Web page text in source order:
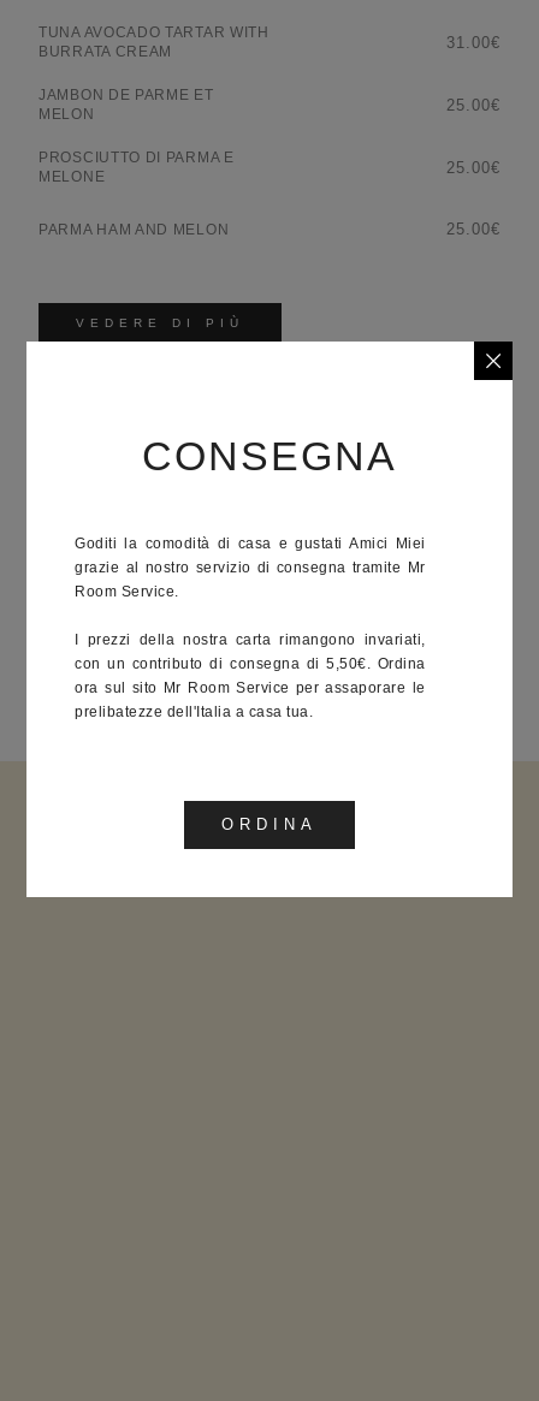
TUNA AVOCADO TARTAR WITH
BURRATA CREAM
31.00€
JAMBON DE PARME ET
MELON
25.00€
PROSCIUTTO DI PARMA E
MELONE
25.00€
PARMA HAM AND MELON 25.00€
VEDERE DI PIÙ
I prezzi della nostra carta rimangono invariati, con un contributo
di consegna di 5,50€. Ordina ora sul sito Mr Room Service per
CONSEGNA
Goditi la comodità di casa e gustati Amici Miei
grazie al nostro servizio di consegna tramite Mr
Room Service.
I prezzi della nostra carta rimangono invariati,
con un contributo di consegna di 5,50€. Ordina
ora sul sito Mr Room Service per assaporare le
prelibatezze dell'Italia a casa tua.
ORDINA